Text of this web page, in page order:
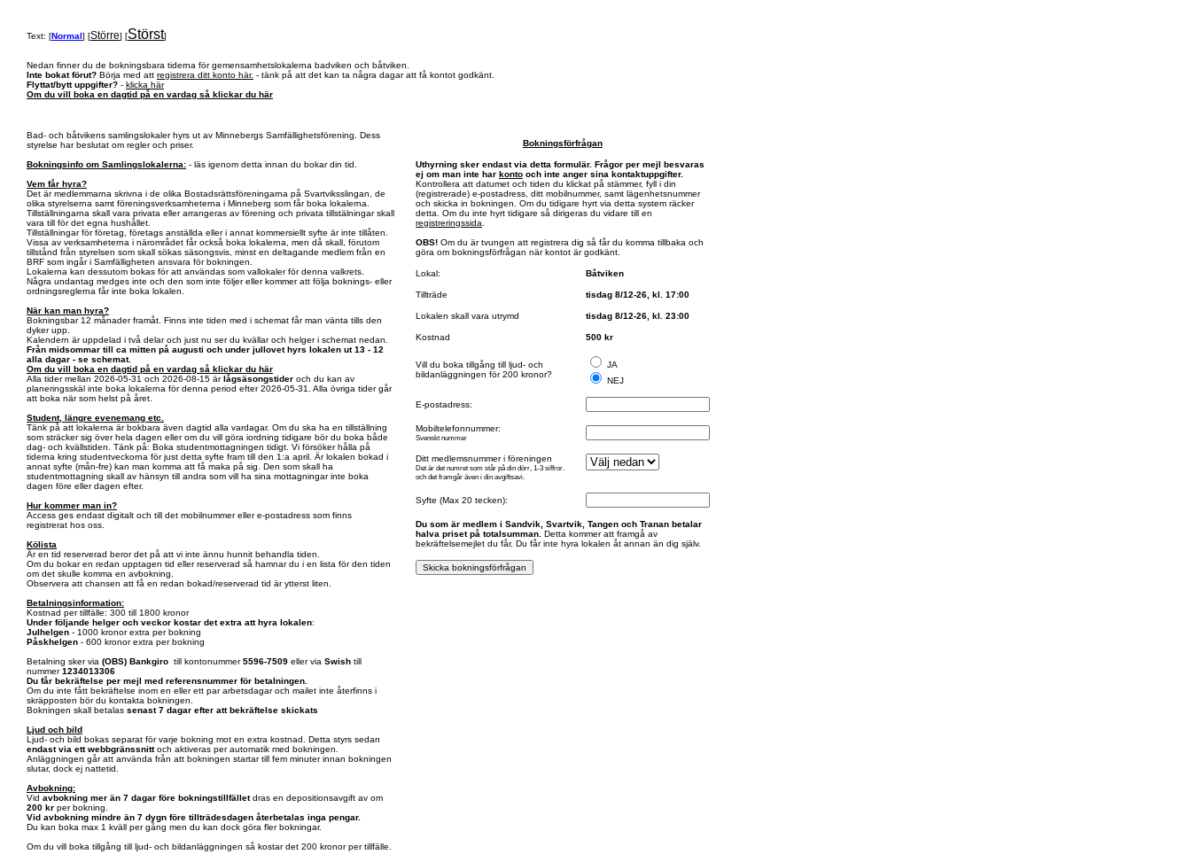
Text: [Normal] [Större] [Störst]
Nedan finner du de bokningsbara tiderna för gemensamhetslokalerna badviken och båtviken.
Inte bokat förut? Börja med att registrera ditt konto här. - tänk på att det kan ta några dagar att få kontot godkänt.
Flyttat/bytt uppgifter? - klicka här
Om du vill boka en dagtid på en vardag så klickar du här
Bad- och båtvikens samlingslokaler hyrs ut av Minnebergs Samfällighetsförening. Dess
styrelse har beslutat om regler och priser.
Bokningsinfo om Samlingslokalerna: - läs igenom detta innan du bokar din tid.
Vem får hyra?
Det är medlemmarna skrivna i de olika Bostadsrättsföreningarna på Svartviksslingan, de
olika styrelserna samt föreningsverksamheterna i Minneberg som får boka lokalerna.
Tillställningarna skall vara privata eller arrangeras av förening och privata tillstälningar skall
vara till för det egna hushållet.
Tillställningar för företag, företags anställda eller i annat kommersiellt syfte är inte tillåten.
Vissa av verksamheterna i närområdet får också boka lokalerna, men då skall, förutom
tillstånd från styrelsen som skall sökas säsongsvis, minst en deltagande medlem från en
BRF som ingår i Samfälligheten ansvara för bokningen.
Lokalerna kan dessutom bokas för att användas som vallokaler för denna valkrets.
Några undantag medges inte och den som inte följer eller kommer att följa boknings- eller
ordningsreglerna får inte boka lokalen.
När kan man hyra?
Bokningsbar 12 månader framåt. Finns inte tiden med i schemat får man vänta tills den
dyker upp.
Kalendern är uppdelad i två delar och just nu ser du kvällar och helger i schemat nedan.
Från midsommar till ca mitten på augusti och under jullovet hyrs lokalen ut 13 - 12
alla dagar - se schemat.
Om du vill boka en dagtid på en vardag så klickar du här
Alla tider mellan 2026-05-31 och 2026-08-15 ärlågsäsongstider och du kan av
planeringsskäl inte boka lokalerna för denna period efter 2026-05-31. Alla övriga tider går
att boka när som helst på året.
Student, längre evenemang etc.
Tänk på att lokalerna är bokbara även dagtid alla vardagar. Om du ska ha en tillställning
som sträcker sig över hela dagen eller om du vill göra iordning tidigare bör du boka både
dag- och kvällstiden. Tänk på: Boka studentmottagningen tidigt. Vi försöker hålla på
tiderna kring studentveckorna för just detta syfte fram till den 1:a april. Är lokalen bokad i
annat syfte (mån-fre) kan man komma att få maka på sig. Den som skall ha
studentmottagning skall av hänsyn till andra som vill ha sina mottagningar inte boka
dagen före eller dagen efter.
Hur kommer man in?
Access ges endast digitalt och till det mobilnummer eller e-postadress som finns
registrerat hos oss.
Kölista
Är en tid reserverad beror det på att vi inte ännu hunnit behandla tiden.
Om du bokar en redan upptagen tid eller reserverad så hamnar du i en lista för den tiden
om det skulle komma en avbokning.
Observera att chansen att få en redan bokad/reserverad tid är ytterst liten.
Betalningsinformation:
Kostnad per tillfälle: 300 till 1800 kronor
Under följande helger och veckor kostar det extra att hyra lokalen:
Julhelgen - 1000 kronor extra per bokning
Påskhelgen - 600 kronor extra per bokning
Betalning sker via (OBS) Bankgiro till kontonummer5596-7509 eller via Swish till
nummer1234013306
Du får bekräftelse per mejl med referensnummer för betalningen.
Om du inte fått bekräftelse inom en eller ett par arbetsdagar och mailet inte återfinns i
skräpposten bör du kontakta bokningen.
Bokningen skall betalas senast 7 dagar efter att bekräftelse skickats
Ljud och bild
Ljud- och bild bokas separat för varje bokning mot en extra kostnad. Detta styrs sedan
endast via ett webbgränssnittoch aktiveras per automatik med bokningen.
Anläggningen går att använda från att bokningen startar till fem minuter innan bokningen
slutar, dock ej nattetid.
Avbokning:
Vid avbokning mer än 7 dagar före bokningstillfälletdras en depositionsavgift av om
200 kr per bokning.
Vid avbokning mindre än 7 dygn före tillträdesdagen återbetalas inga pengar.
Du kan boka max 1 kväll per gång men du kan dock göra fler bokningar.
Om du vill boka tillgång till ljud- och bildanläggningen så kostar det 200 kronor per tillfälle.
Bokningsförfrågan
Uthyrning sker endast via detta formulär. Frågor per mejl besvaras
ej om man inte har konto och inte anger sina kontaktuppgifter.
Kontrollera att datumet och tiden du klickat på stämmer, fyll i din
(registrerade) e-postadress, ditt mobilnummer, samt lägenhetsnummer
och skicka in bokningen. Om du tidigare hyrt via detta system räcker
detta. Om du inte hyrt tidigare så dirigeras du vidare till en
registreringssida
OBS! Om du är tvungen att registrera dig så får du komma tillbaka och
göra om bokningsförfrågan när kontot är godkänt.
Lokal: Båtviken
Tillträde tisdag 8/12-26, kl. 17:00
Lokalen skall vara utrymd tisdag 8/12-26, kl. 23:00
Kostnad 500 kr
Vill du boka tillgång till ljud- och
bildanläggningen för 200 kronor?
JA
NEJ
E-postadress:
Mobiltelefonnummer:
Svenskt nummer
Ditt medlemsnummer i föreningen
Det är det numret som står på din dörr, 1-3 siffror.
och det framgår även i din avgiftsavi.
Syfte (Max 20 tecken):
Du som är medlem i Sandvik, Svartvik, Tangen och Tranan betalar
halva priset på totalsumman. Detta kommer att framgå av
bekräftelsemejlet du får. Du får inte hyra lokalen åt annan än dig själv.